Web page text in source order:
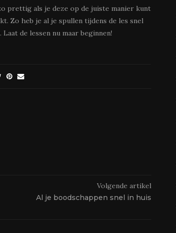
prettig als je deze op de juiste manier kunt
Zo heb je al je spullen tijdens de les snel
de lessen nu maar beginnen!
Volgende artikel
Al je boodschappen snel in huis